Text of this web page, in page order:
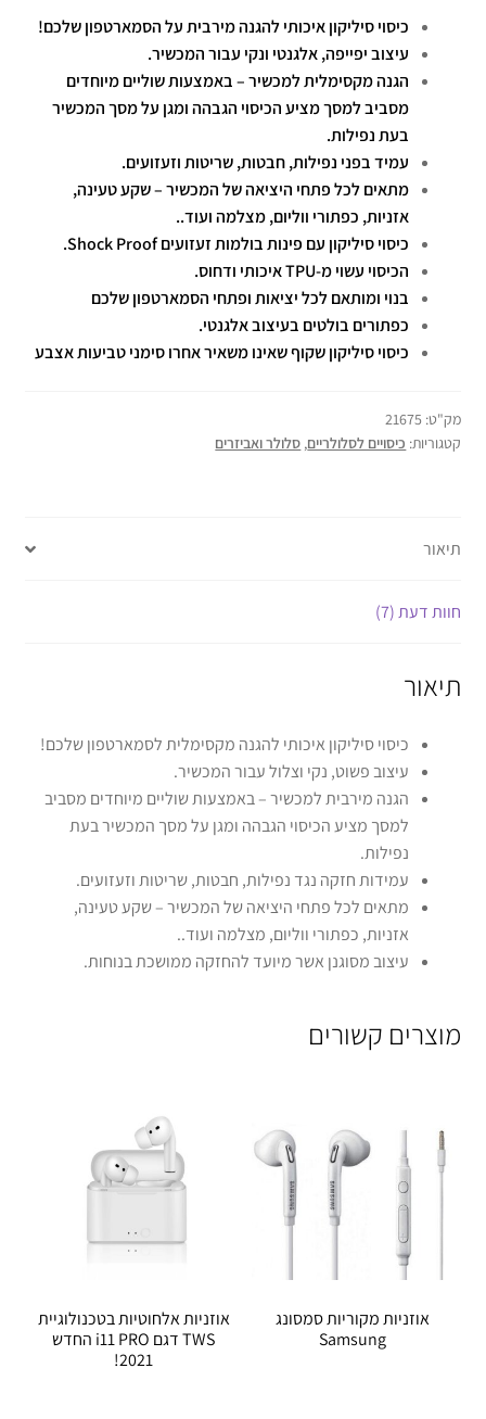
כיסוי סיליקון איכותי להגנה מירבית על הסמארטפון שלכם!
עיצוב יפייפה, אלגנטי ונקי עבור המכשיר.
הגנה מקסימלית למכשיר – באמצעות שוליים מיוחדים
מסביב למסך מציע הכיסוי הגבהה ומגן על מסך המכשיר
בעת נפילות.
עמיד בפני נפילות, חבטות, שריטות וזעזועים.
מתאים לכל פתחי היציאה של המכשיר – שקע טעינה,
אזניות, כפתורי ווליום, מצלמה ועוד..
כיסוי סיליקון עם פינות בולמות זעזועים Shock Proof.
הכיסוי עשוי מ-TPU איכותי ודחוס.
בנוי ומותאם לכל יציאות ופתחי הסמארטפון שלכם
כפתורים בולטים בעיצוב אלגנטי.
כיסוי סיליקון שקוף שאינו משאיר אחרו סימני טביעות אצבע
מק"ט: 21675
קטגוריות: כיסויים לסלולריים, סלולר ואביזרים
תיאור
חוות דעת (7)
תיאור
כיסוי סיליקון איכותי להגנה מקסימלית לסמארטפון שלכם!
עיצוב פשוט, נקי וצלול עבור המכשיר.
הגנה מירבית למכשיר – באמצעות שוליים מיוחדים מסביב
למסך מציע הכיסוי הגבהה ומגן על מסך המכשיר בעת
נפילות.
עמידות חזקה נגד נפילות, חבטות, שריטות וזעזועים.
מתאים לכל פתחי היציאה של המכשיר – שקע טעינה,
אזניות, כפתורי ווליום, מצלמה ועוד..
עיצוב מסוגנן אשר מיועד להחזקה ממושכת בנוחות.
מוצרים קשורים
אוזניות מקוריות סמסונג
Samsung
אוזניות אלחוטיות בטכנולוגיית
TWS דגם i11 PRO החדש
2021!